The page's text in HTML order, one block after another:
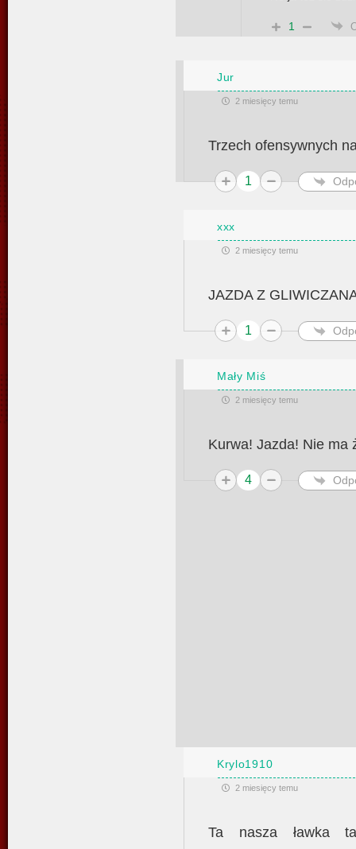
1
Jur
2 miesięcy temu
Trzech ofensywnych
1
xxx
2 miesięcy temu
JAZDA Z
1
Mały Miś
2 miesięcy temu
Kurwa! Jazda! Nie ma
4
Krylo1910
2 miesięcy temu
Ta nasza ławka